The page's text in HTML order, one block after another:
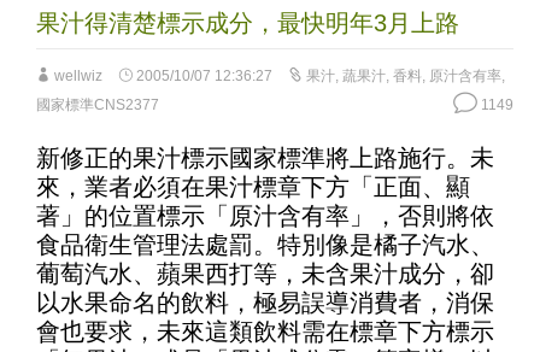
果汁得清楚標示成分，最快明年3月上路
wellwiz 2005/10/07 12:36:27 果汁, 蔬果汁, 香料, 原汁含有率,
國家標準CNS2377
1149
新修正的果汁標示國家標準將上路施行。未
來，業者必須在果汁標章下方「正面、顯
著」的位置標示「原汁含有率」，否則將依
食品衛生管理法處罰。特別像是橘子汽水、
葡萄汽水、蘋果西打等，未含果汁成分，卻
以水果命名的飲料，極易誤導消費者，消保
會也要求，未來這類飲料需在標章下方標示